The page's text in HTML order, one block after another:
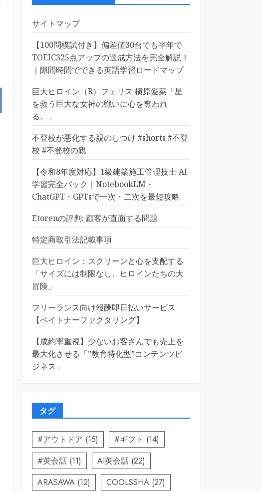
サイトマップ
【100問模試付き】偏差値30台でも半年で
TOEIC325点アップの達成方法を完全解説！
｜隙間時間でできる英語学習ロードマップ
巨大ヒロイン（R）フェリス 槇原愛菜「星
を救う巨大な女神の戦いに心を奪われ
る。」
不登校が悪化する親のしつけ #shorts #不登
校 #不登校の親
【令和8年度対応】1級建築施工管理技士 AI
学習完全パック｜NotebookLM・
ChatGPT・GPTsで一次・二次を最短攻略
Etorenの評判: 顧客が直面する問題
特定商取引法記載事項
巨大ヒロイン：スクリーンと心を支配する
「サイズには制限なし、ヒロインたちの大
冒険」
フリーランス向け報酬即日払いサービス
【ペイトナーファクタリング】
【成約率重視】少ないお客さんでも売上を
最大化させる「”教育特化型”コンテンツビ
ジネス」
タグ
#アウトドア (15) #ギフト (14)
#英会話 (11) AI英会話 (22)
ARASAWA (12) COOLSSHA (27)